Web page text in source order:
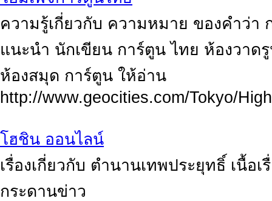
ความรู้เกี่ยวกับ ความหมาย ของคำว่า
แนะนำ นักเขียน การ์ตูน ไทย ห้องวาด
ห้องสมุด การ์ตูน ให้อ่าน
http://www.geocities.com/Tokyo/
โฮชิน ออนไลน์
เรื่องเกี่ยวกับ ตำนานเทพประยุทธิ์ เนื้อ
กระดานข่าว